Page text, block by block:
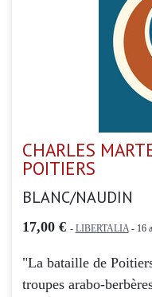
CHARLES
POITIERS
BLANC/NAUDIN
17,00 € - LIBERTALIA- 16
"La bataille de
troupes arabo-